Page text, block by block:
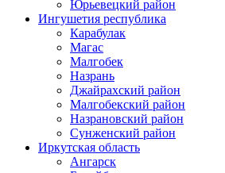
Юрьевецкий район
Ингушетия республика
Карабулак
Магас
Малгобек
Назрань
Джайрахский район
Малгобекский район
Назрановский район
Сунженский район
Иркутская область
Ангарск